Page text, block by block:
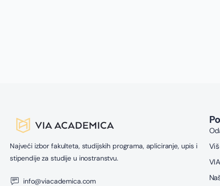
Najveći izbor fakulteta, studijskih programa, apliciranje, upis i
stipendije za studije u inostranstvu.
info@viacademica.com